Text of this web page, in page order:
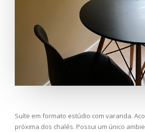
Suíte em formato estúdio com varanda.
próxima dos chalés. Possui um único